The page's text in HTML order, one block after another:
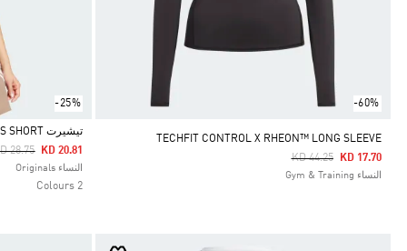
-60%
TECHFIT CONTROL X RHEON™ LONG SLEEVE
Price Reduced From
KD 44.25ToKD 17.70
النساء Gym & Training
-25%
Selected
تيشيرت KNITTED 3-STRIPES SHORT
Reduced From
28.75ToKD 20.81
النساء Originals
2 Colours